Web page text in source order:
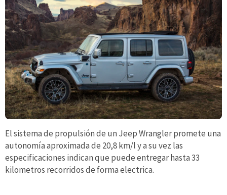
El sistema de propulsión de un Jeep Wrangler promete una
autonomía aproximada de 20,8 km/l y a su vez las
especificaciones indican que puede entregar hasta 33
kilometros recorridos de forma electrica.